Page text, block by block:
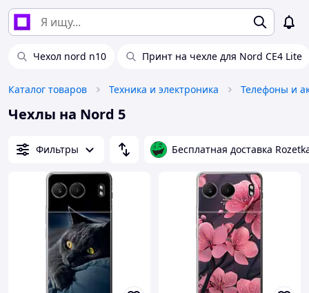
Чехол nord n10 Принт на чехле для Nord CE4 Lite
Каталог товаров Техника и электроника Телефоны и
Чехлы на Nord 5
Фильтры Бесплатная доставка